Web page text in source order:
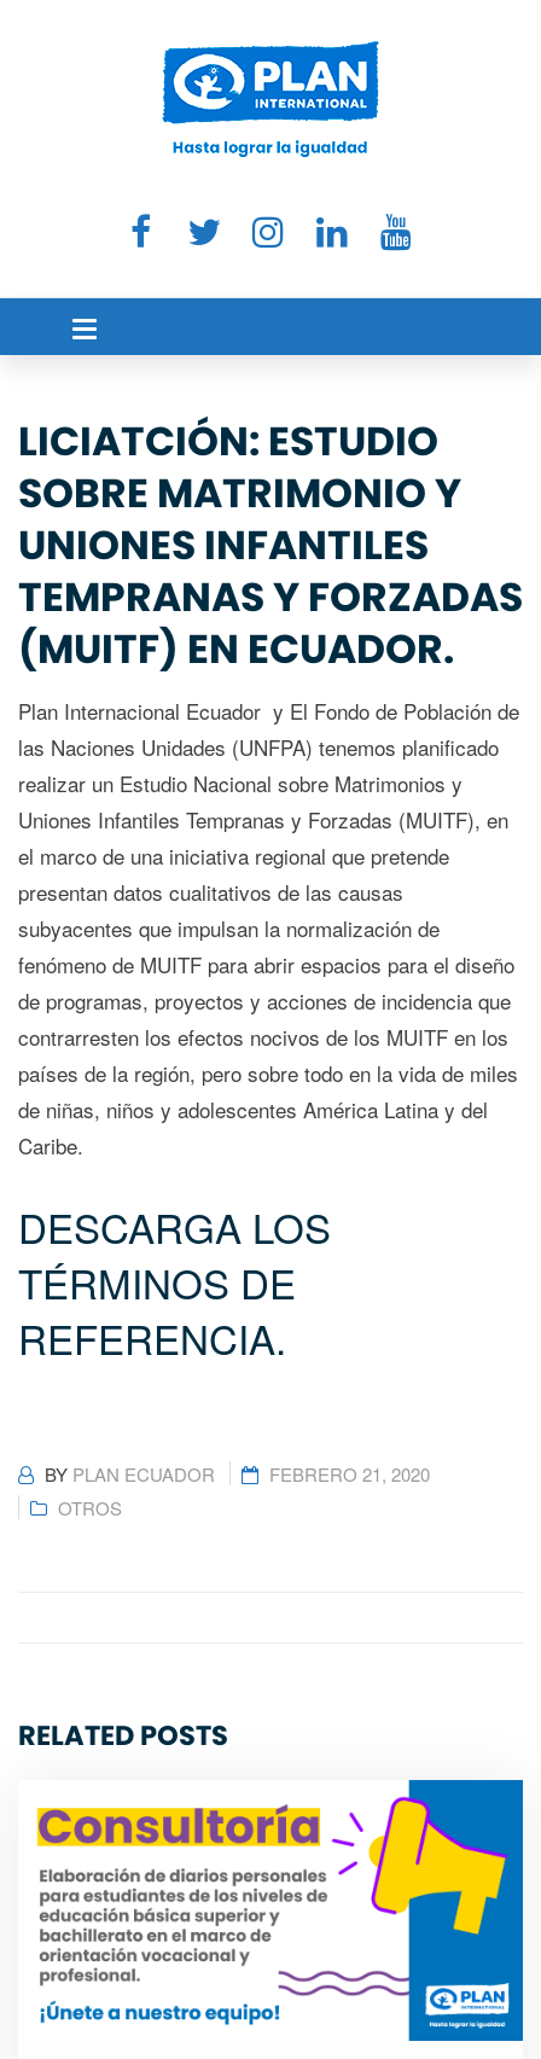
LICIATCIÓN: ESTUDIO
SOBRE MATRIMONIO Y
UNIONES INFANTILES
TEMPRANAS Y FORZADAS
(MUITF) EN ECUADOR.
Plan Internacional Ecuador y El Fondo de Población de
las Naciones Unidades (UNFPA) tenemos planificado
realizar un Estudio Nacional sobre Matrimonios y
Uniones Infantiles Tempranas y Forzadas (MUITF), en
el marco de una iniciativa regional que pretende
presentan datos cualitativos de las causas
subyacentes que impulsan la normalización de
fenómeno de MUITF para abrir espacios para el diseño
de programas, proyectos y acciones de incidencia que
contrarresten los efectos nocivos de los MUITF en los
países de la región, pero sobre todo en la vida de miles
de niñas, niños y adolescentes América Latina y del
Caribe.
DESCARGA LOS
TÉRMINOS DE
REFERENCIA.
BY PLAN ECUADOR
FEBRERO 21, 2020
OTROS
RELATED POSTS